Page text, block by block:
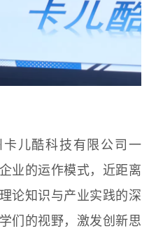
儿酷科技有限公司一
业的运作模式，近距离
论知识与产业实践的深
们的视野，激发创新思